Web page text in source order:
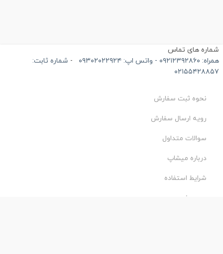
های تماس
- واتس اپ: ۰۹۳۰۲۰۲۲۹۲۴
-
شماره ثابت:
نحوه ثبت سفارش
رویه ارسال سفارش
سوالات متداول
درباره میشاپ
شرایط استفاده
حریم خصوصی